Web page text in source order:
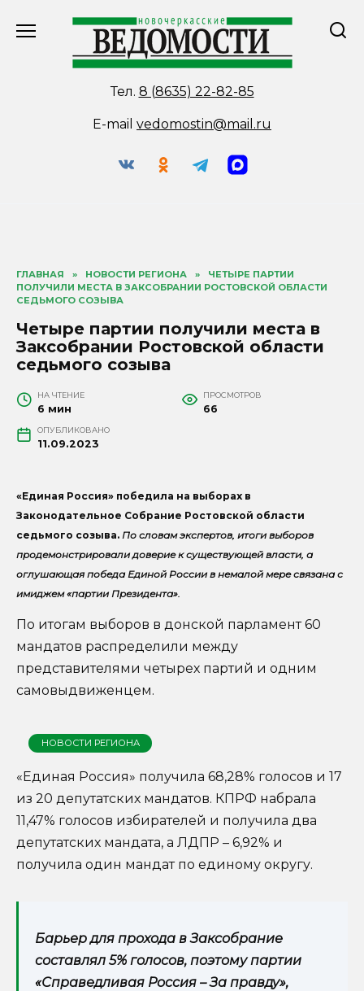
Тел. 8 (8635) 22-82-85
E-mail vedomostin@mail.ru
ГЛАВНАЯ » НОВОСТИ РЕГИОНА »
ЧЕТЫРЕ ПАРТИИ
ПОЛУЧИЛИ МЕСТА В ЗАКСОБРАНИИ РОСТОВСКОЙ ОБЛАСТИ
СЕДЬМОГО СОЗЫВА
Четыре партии получили места в
Заксобрании Ростовской области
седьмого созыва
НА ЧТЕНИЕ
6 мин
ПРОСМОТРОВ
66
ОПУБЛИКОВАНО
11.09.2023
«Единая Россия» победила на выборах в
Законодательное Собрание Ростовской области
седьмого созыва. По словам экспертов, итоги выборов
продемонстрировали доверие к существующей власти, а
оглушающая победа Единой России в немалой мере связана с
имиджем «партии Президента».
По итогам выборов в донской парламент 60
мандатов распределили между
представителями четырех партий и одним
самовыдвиженцем.
НОВОСТИ РЕГИОНА
«Единая Россия» получила 68,28% голосов и 17
из 20 депутатских мандатов. КПРФ набрала
11,47% голосов избирателей и получила два
депутатских мандата, а ЛДПР – 6,92% и
получила один мандат по единому округу.
Барьер для прохода в Заксобрание
составлял 5% голосов, поэтому партии
«Справедливая Россия – За правду»,